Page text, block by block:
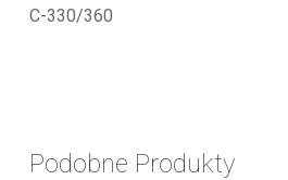
C-330/360
Podobne Produkty